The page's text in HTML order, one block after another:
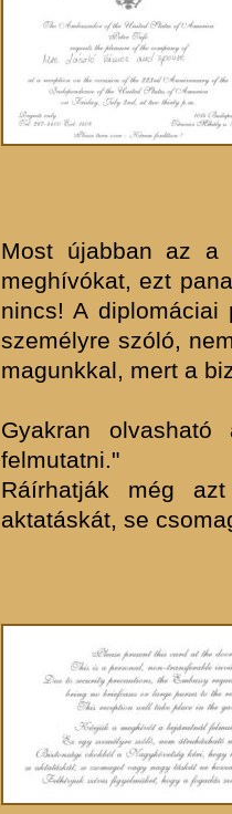
Most újabban az a
meghívókat, ezt
nincs! A diplomáciai
személyre szóló,
magunkkal, mert a
Gyakran
felmutatni."
Ráírhatják még
aktatáskát, se